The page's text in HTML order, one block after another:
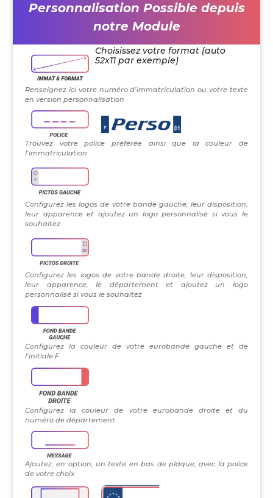
Personnalisation Possible depuis
notre Module
Choisissez votre format (auto
52x11 par exemple)
Renseignez ici votre numéro d’immatriculation ou votre texte
en version personnalisation
Trouvez votre police préférée ainsi que la couleur de
l’immatriculation
Configurez les logos de votre bande gauche, leur disposition,
leur apparence et ajoutez un logo personnalisé si vous le
souhaitez
Configurez les logos de votre bande droite, leur disposition,
leur apparence, le département et ajoutez un logo
personnalisé si vous le souhaitez
Configurez la couleur de votre eurobande gauche et de
l’initiale F
Configurez la couleur de votre eurobande droite et du
numéro de département
Ajoutez, en option, un texte en bas de plaque, avec la police
de votre choix